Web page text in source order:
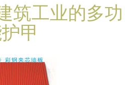
筑工业的多功
甲